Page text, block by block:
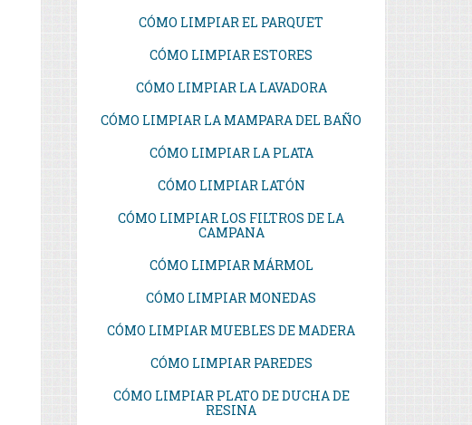
CÓMO LIMPIAR EL PARQUET
CÓMO LIMPIAR ESTORES
CÓMO LIMPIAR LA LAVADORA
CÓMO LIMPIAR LA MAMPARA DEL BAÑO
CÓMO LIMPIAR LA PLATA
CÓMO LIMPIAR LATÓN
CÓMO LIMPIAR LOS FILTROS DE LA
CAMPANA
CÓMO LIMPIAR MÁRMOL
CÓMO LIMPIAR MONEDAS
CÓMO LIMPIAR MUEBLES DE MADERA
CÓMO LIMPIAR PAREDES
CÓMO LIMPIAR PLATO DE DUCHA DE
RESINA